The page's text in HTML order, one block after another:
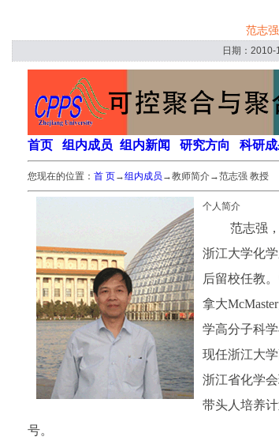
范志
日期：
首页 组内成员 组内新闻 研究方向 科研
您现在的位置： 首 页→组内成员 →教师简介→范志强 教授
个人简介
范志强
浙江大学化学
后留校任教
拿大McMaster
学高分子科
现任浙江大
浙江省化学会
带头人培养计
号。